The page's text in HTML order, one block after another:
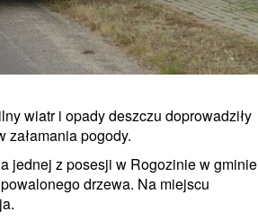
wiatr i opady deszczu doprowadziły
pogody.
jednej z posesji w Rogozinie w gminie
drzewa. Na miejscu